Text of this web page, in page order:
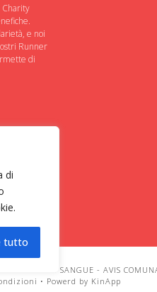
di
tutto
Charity
e noi
Runner
di
ITALIANI SANGUE - AVIS
• Powerd by KinApp